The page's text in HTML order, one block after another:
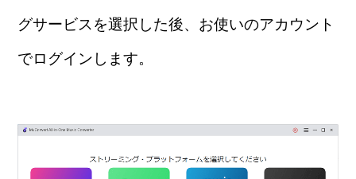
グサービスを選択した後、お使いのアカウント
でログインします。